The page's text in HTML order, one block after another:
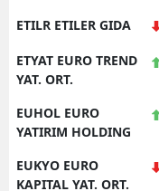
ETILR ETILER GIDA
ETYAT EURO TREND
YAT. ORT.
EUHOL EURO
YATIRIM HOLDING
EUKYO EURO
KAPITAL YAT. ORT.